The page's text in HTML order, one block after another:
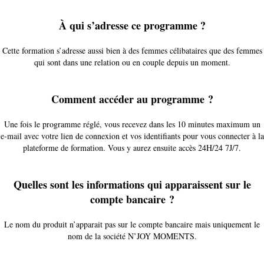
À qui s’adresse ce programme ?
Cette formation s’adresse aussi bien à des femmes célibataires que des femmes
qui sont dans une relation ou en couple depuis un moment.
Comment accéder au programme ?
Une fois le programme réglé, vous recevez dans les 10 minutes maximum un
e-mail avec votre lien de connexion et vos identifiants pour vous connecter à la
plateforme de formation. Vous y aurez ensuite accès 24H/24 7J/7.
Quelles sont les informations qui apparaissent sur le
compte bancaire ?
Le nom du produit n’apparait pas sur le compte bancaire mais uniquement le
nom de la société N’JOY MOMENTS.